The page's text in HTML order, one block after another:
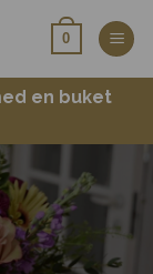
0
en buket